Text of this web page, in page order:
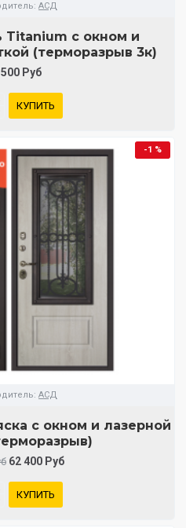
АСД
Titanium с окном и
(терморазрыв 3к)
Руб
КУПИТЬ
-1 %
АСД
с окном и лазерной
62 400 Руб
КУПИТЬ